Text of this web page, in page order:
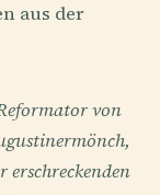
aus der
von
erschreckenden